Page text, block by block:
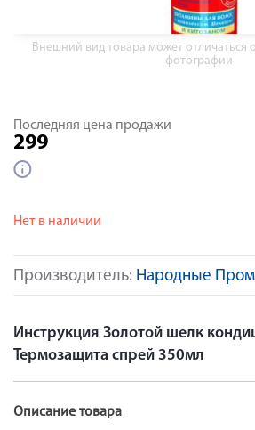
Внешний вид товара может отличаться
фотографии
Производитель: Народные
Последняя цена продажи
299
Нет в наличии
Инструкция Золотой шелк
Термозащита спрей 350мл
Описание товара